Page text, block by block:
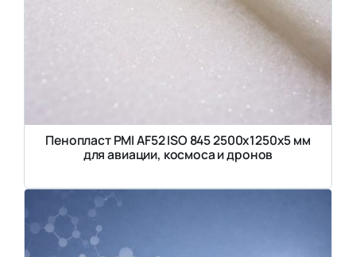
Пенопласт PMI AF52 ISO 845 2500х1250х5 мм
для авиации, космоса и дронов